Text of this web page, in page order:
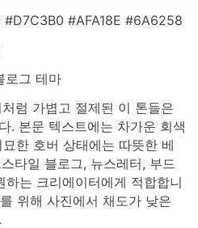
#AFA18E #6A6258
로그 테마
럼 가볍고 절제된 이 톤들은
. 본문 텍스트에는 차가운 회색
한 호버 상태에는 따뜻한 베
타일 블로그, 뉴스레터, 부드
하는 크리에이터에게 적합합니
위해 사진에서 채도가 낮은